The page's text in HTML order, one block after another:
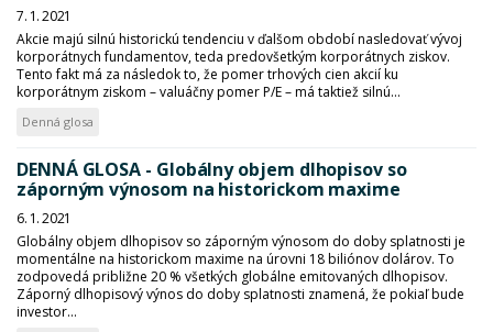
7. 1. 2021
Akcie majú silnú historickú tendenciu v ďalšom období nasledovať vývoj
korporátnych fundamentov, teda predovšetkým korporátnych ziskov.
Tento fakt má za následok to, že pomer trhových cien akcií ku
korporátnym ziskom – valuáčny pomer P/E – má taktiež silnú...
Denná glosa
DENNÁ GLOSA - Globálny objem dlhopisov so
záporným výnosom na historickom maxime
6. 1. 2021
Globálny objem dlhopisov so záporným výnosom do doby splatnosti je
momentálne na historickom maxime na úrovni 18 biliónov dolárov. To
zodpovedá približne 20 % všetkých globálne emitovaných dlhopisov.
Záporný dlhopisový výnos do doby splatnosti znamená, že pokiaľ bude
investor...